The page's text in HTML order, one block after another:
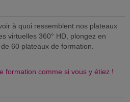
à quoi ressemblent nos plateaux
virtuelles 360° HD, plongez en
60 plateaux de formation.
formation comme si vous y étiez !